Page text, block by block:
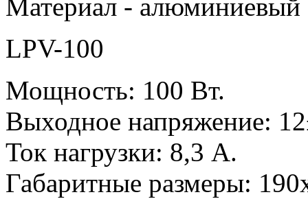
Материал - алюминиевый
LPV-100
Мощность: 100 Вт.
Выходное напряжение:
Ток нагрузки: 8,3 А.
Габаритные размеры: